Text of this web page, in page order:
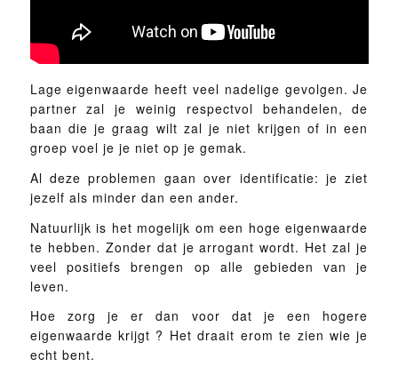
Lage eigenwaarde heeft veel nadelige gevolgen. Je
partner zal je weinig respectvol behandelen, de
baan die je graag wilt zal je niet krijgen of in een
groep voel je je niet op je gemak.
Al deze problemen gaan over identificatie: je ziet
jezelf als minder dan een ander.
Natuurlijk is het mogelijk om een hoge eigenwaarde
te hebben. Zonder dat je arrogant wordt. Het zal je
veel positiefs brengen op alle gebieden van je
leven.
Hoe zorg je er dan voor dat je een hogere
eigenwaarde krijgt ? Het draait erom te zien wie je
echt bent.